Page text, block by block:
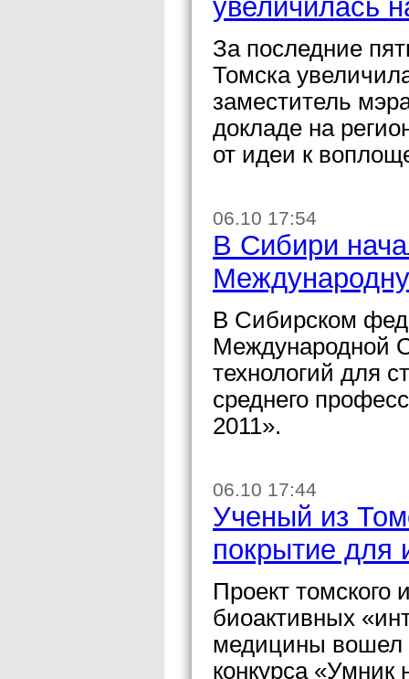
увеличилась
За последние
Томска
заместитель
докладе на
от идеи к
06.10 17:54
В Сибири
В Сибирском
Международной
технологий для
среднего
2011».
06.10 17:44
Ученый из
покрытие для
Проект томского
биоактивных
медицины вошел
конкурса «Умник